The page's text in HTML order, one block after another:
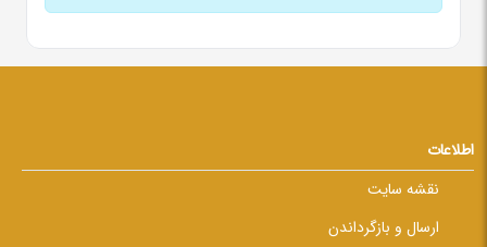
اطلاعات
نقشه سایت
ارسال و بازگرداندن